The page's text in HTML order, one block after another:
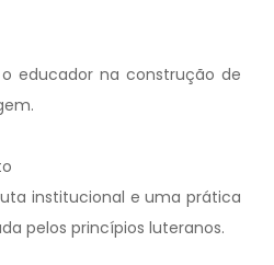
educador na construção de
institucional e uma prática
pelos princípios luteranos.